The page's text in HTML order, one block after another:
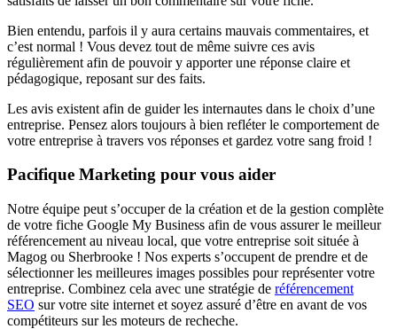
Bien entendu, parfois il y aura certains mauvais commentaires, et
c’est normal ! Vous devez tout de même suivre ces avis
régulièrement afin de pouvoir y apporter une réponse claire et
pédagogique, reposant sur des faits.
Les avis existent afin de guider les internautes dans le choix d’une
entreprise. Pensez alors toujours à bien refléter le comportement de
votre entreprise à travers vos réponses et gardez votre sang froid !
Pacifique Marketing pour vous aider
Notre équipe peut s’occuper de la création et de la gestion complète
de votre fiche Google My Business afin de vous assurer le meilleur
référencement au niveau local, que votre entreprise soit située à
Magog ou Sherbrooke ! Nos experts s’occupent de prendre et de
sélectionner les meilleures images possibles pour représenter votre
entreprise. Combinez cela avec une stratégie de référencement
SEO sur votre site internet et soyez assuré d’être en avant de vos
compétiteurs sur les moteurs de recheche.